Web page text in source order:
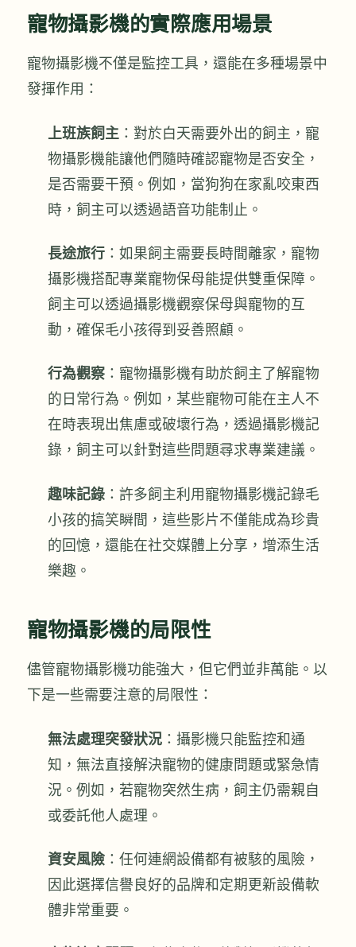
寵物攝影機的實際應用場景
寵物攝影機不僅是監控工具，還能在多種場景中
發揮作用：
上班族飼主 ：對於白天需要外出的飼主，寵
物攝影機能讓他們隨時確認寵物是否安全，
是否需要干預。例如，當狗狗在家亂咬東西
時，飼主可以透過語音功能制止。
長途旅行：如果飼主需要長時間離家，寵物
攝影機搭配專業寵物保母能提供雙重保障。
飼主可以透過攝影機觀察保母與寵物的互
動，確保毛小孩得到妥善照顧。
行為觀察：寵物攝影機有助於飼主了解寵物
的日常行為。例如，某些寵物可能在主人不
在時表現出焦慮或破壞行為，透過攝影機記
錄，飼主可以針對這些問題尋求專業建議。
趣味記錄：許多飼主利用寵物攝影機記錄毛
小孩的搞笑瞬間，這些影片不僅能成為珍貴
的回憶，還能在社交媒體上分享，增添生活
樂趣。
寵物攝影機的局限性
儘管寵物攝影機功能強大，但它們並非萬能。以
下是一些需要注意的局限性：
無法處理突發狀況：攝影機只能監控和通
知，無法直接解決寵物的健康問題或緊急情
況。例如，若寵物突然生病，飼主仍需親自
或委託他人處理。
資安風險：任何連網設備都有被駭的風險，
因此選擇信譽良好的品牌和定期更新設備軟
體非常重要。